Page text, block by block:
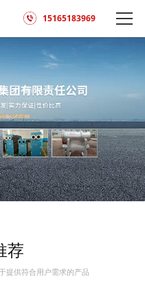
15165183969
荐
提供符合用户需求的产品